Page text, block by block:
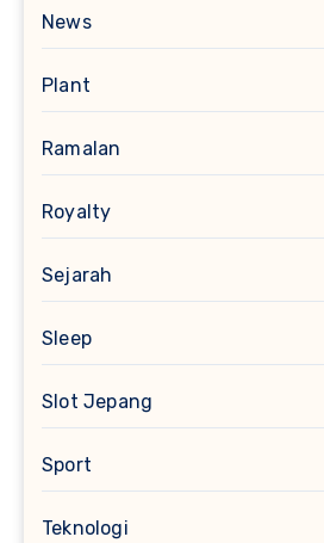
News
Plant
Ramalan
Royalty
Sejarah
Sleep
Slot Jepang
Sport
Teknologi